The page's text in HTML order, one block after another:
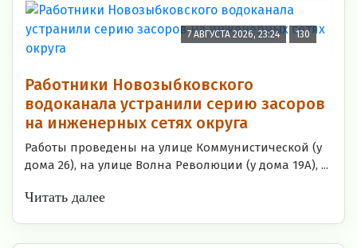
7 АВГУСТА 2026, 23:24 130
Работники Новозыбковского
водоканала устранили серию засоров
на инженерных сетях округа
Работы проведены на улице Коммунистической (у
дома 26), на улице Волна Революции (у дома 19А), ...
Читать далее